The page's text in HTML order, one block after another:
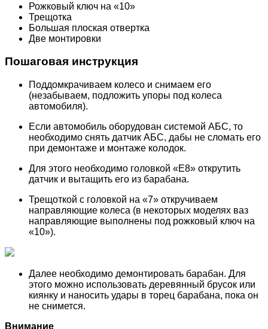
Рожковый ключ на «10»
Трещотка
Большая плоская отвертка
Две монтировки
Пошаговая инструкция
Поддомкрачиваем колесо и снимаем его
(незабываем, подложить упоры под колеса
автомобиля).
Если автомобиль оборудован системой АБС, то
необходимо снять датчик АБС, дабы не сломать его
при демонтаже и монтаже колодок.
Для этого необходимо головкой «Е8» открутить
датчик и вытащить его из барабана.
Трещоткой с головкой на «7» откручиваем
направляющие колеса (в некоторых моделях ваз
направляющие выполнены под рожковый ключ на
«10»).
Далее необходимо демонтировать барабан. Для
этого можно использовать деревянный брусок или
киянку и наносить удары в торец барабана, пока он
не снимется.
Внимание